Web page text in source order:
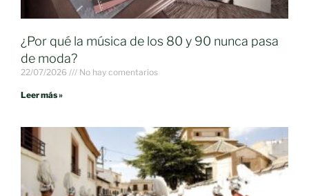
¿Por qué la música de los 80 y 90 nunca pasa
de moda?
22/07/2026 No hay comentarios
Leer más »